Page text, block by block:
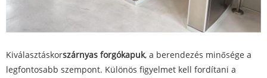
Kiválasztáskorszárnyas forgókapuk, a berendezés minősége a
legfontosabb szempont. Különös figyelmet kell fordítani a